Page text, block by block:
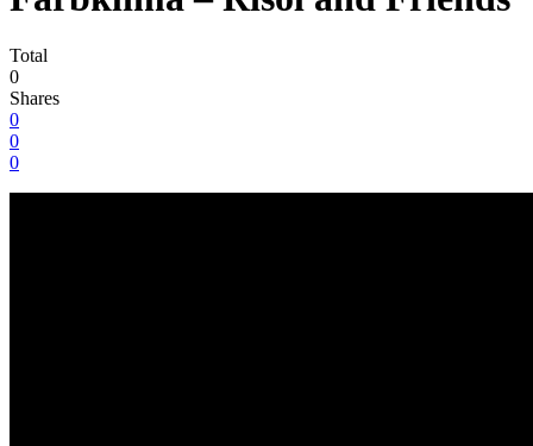
Total
0
Shares
0
0
0